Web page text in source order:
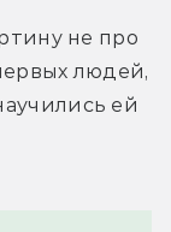
не про
людей,
ей